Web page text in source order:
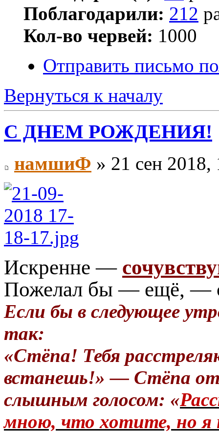
Поблагодарили: 212
Кол-во червей: 1000
Отправить письмо
Вернуться к началу
С ДНЕМ РОЖДЕНИЯ!
намшиФ » 21 сен 2018,
Искренне —
Пожелал бы — ещё, —
Если бы в следующее
так:
«Стёпа! Тебя
встанешь!» — Стёпа
слышным голосом: «
мною, что хотите, но я